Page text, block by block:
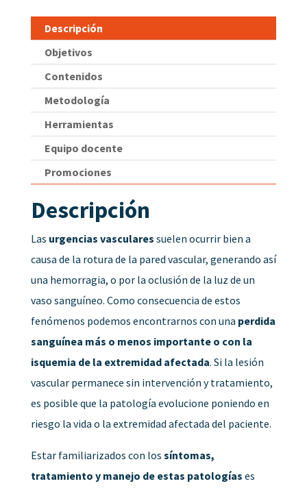
Descripción
Objetivos
Contenidos
Metodología
Herramientas
Equipo docente
Promociones
Descripción
Las urgencias vasculares suelen ocurrir bien a
causa de la rotura de la pared vascular, generando así
una hemorragia, o por la oclusión de la luz de un
vaso sanguíneo. Como consecuencia de estos
fenómenos podemos encontrarnos con una perdida
sanguínea más o menos importante o con la
isquemia de la extremidad afectada. Si la lesión
vascular permanece sin intervención y tratamiento,
es posible que la patología evolucione poniendo en
riesgo la vida o la extremidad afectada del paciente.
Estar familiarizados con los síntomas,
tratamiento y manejo de estas patologías es